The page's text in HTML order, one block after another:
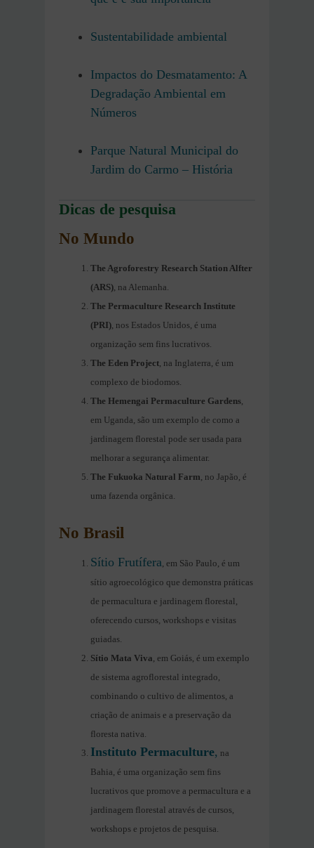
Sustentabilidade ambiental
Impactos do Desmatamento: A
Degradação Ambiental em
Números
Parque Natural Municipal do
Jardim do Carmo – História
Dicas de pesquisa
No Mundo
The Agroforestry Research Station Alfter
(ARS), na Alemanha.
The Permaculture Research Institute
(PRI), nos Estados Unidos, é uma
organização sem fins lucrativos.
The Eden Project, na Inglaterra, é um
complexo de biodomos.
The Hemengai Permaculture Gardens,
em Uganda, são um exemplo de como a
jardinagem florestal pode ser usada para
melhorar a segurança alimentar.
The Fukuoka Natural Farm, no Japão, é
uma fazenda orgânica.
No Brasil
Sítio Frutífera, em São Paulo, é um
sítio agroecológico que demonstra práticas
de permacultura e jardinagem florestal,
oferecendo cursos, workshops e visitas
guiadas.
Sítio Mata Viva, em Goiás, é um exemplo
de sistema agroflorestal integrado,
combinando o cultivo de alimentos, a
criação de animais e a preservação da
floresta nativa.
Instituto Permaculture, na
Bahia, é uma organização sem fins
lucrativos que promove a permacultura e a
jardinagem florestal através de cursos,
workshops e projetos de pesquisa.